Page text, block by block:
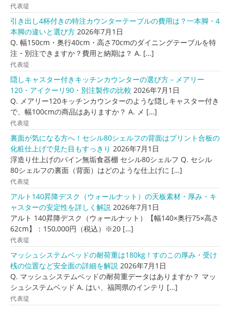
代表堤
引き出し4杯付きの特注カウンターテーブルの費用は？一本脚・4
本脚の違いと選び方 2026年7月1日
Q. 幅150cm・奥行40cm・高さ70cmのダイニングテーブルを特
注・別注できますか？費用と納期は？ A. […]
代表堤
隠しキャスター付きキッチンカウンターの選び方－メアリー
120・アイクーリ90・別注製作の比較 2026年7月1日
Q. メアリー120キッチンカウンターのような隠しキャスター付き
で、幅100cmの商品はありますか？ A. メ […]
代表堤
裏面が気になる方へ！セシル80シェルフの背面はプリント合板の
化粧仕上げで見た目もすっきり 2026年7月1日
浮造り仕上げのパイン無垢食器棚 セシル80シェルフ Q. セシル
80シェルフの裏面（背面）はどのような仕上げに […]
代表堤
アルト140昇降デスク（ウォールナット）の天板素材・厚み・キ
ャスターの安定性を詳しく解説 2026年7月1日
アルト 140昇降デスク（ウォールナット）【幅140×奥行75×高さ
62cm】：150,000円（税込）※20 […]
代表堤
マッシュシステムベッドの耐荷重は180kg！すのこの厚み・受け
桟の位置など安全面の詳細を解説 2026年7月1日
Q. マッシュシステムベッドの耐荷重データはありますか？ マッ
シュシステムベッド A. はい、福岡県のインテリ […]
代表堤